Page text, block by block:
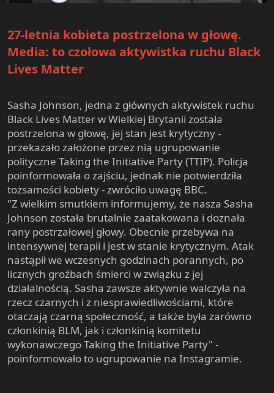
27-letnia kobieta postrzelona w głowę.
Media: to czołowa aktywistka ruchu Black
Lives Matter
Sasha Johnson, jedna z głównych aktywistek ruchu
Black Lives Matter w Wielkiej Brytanii została
postrzelona w głowę, jej stan jest krytyczny -
przekazało założone przez nią ugrupowanie
polityczne Taking the Initiative Party (TTIP). Policja
poinformowała o zajściu, jednak nie potwierdziła
tożsamości kobiety - zwróciło uwagę BBC.
"Z wielkim smutkiem informujemy, że nasza Sasha
Johnson została brutalnie zaatakowana i doznała
rany postrzałowej głowy. Obecnie przebywa na
intensywnej terapii i jest w stanie krytycznym. Atak
nastąpił we wczesnych godzinach porannych, po
licznych groźbach śmierci w związku z jej
działalnością. Sasha zawsze aktywnie walczyła na
rzecz czarnych i z niesprawiedliwościami, które
otaczają czarną społeczność, a także była zarówno
członkinią BLM, jak i członkinią komitetu
wykonawczego Taking the Initiative Party" -
poinformowało to ugrupowanie na Instagramie.